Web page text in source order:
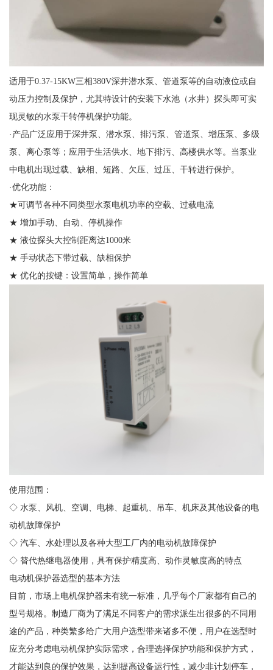
适用于0.37-15KW三相380V深井潜水泵、管道泵等的自动液位或自
动压力控制及保护，尤其特设计的安装下水池（水井）探头即可实
现灵敏的水泵干转停机保护功能。
·产品广泛应用于深井泵、潜水泵、排污泵、管道泵、增压泵、多级
泵、离心泵等；应用于生活供水、地下排污、高楼供水等。当泵业
中电机出现过载、缺相、短路、欠压、过压、干转进行保护。
·优化功能：
★可调节各种不同类型水泵电机功率的空载、过载电流
★ 增加手动、自动、停机操作
★ 液位探头大控制距离达1000米
★ 手动状态下带过载、缺相保护
★ 优化的按键：设置简单，操作简单
使用范围：
◇ 水泵、风机、空调、电梯、起重机、吊车、机床及其他设备的电
动机故障保护
◇ 汽车、水处理以及各种大型工厂内的电动机故障保护
◇ 替代热继电器使用，具有保护精度高、动作灵敏度高的特点
电动机保护器选型的基本方法
目前，市场上电机保护器未有统一标准，几乎每个厂家都有自己的
型号规格。制造厂商为了满足不同客户的需求派生出很多的不同用
途的产品，种类繁多给广大用户选型带来诸多不便，用户在选型时
应充分考虑电动机保护实际需求，合理选择保护功能和保护方式，
才能达到良的保护效果，达到提高设备运行性，减少非计划停车，